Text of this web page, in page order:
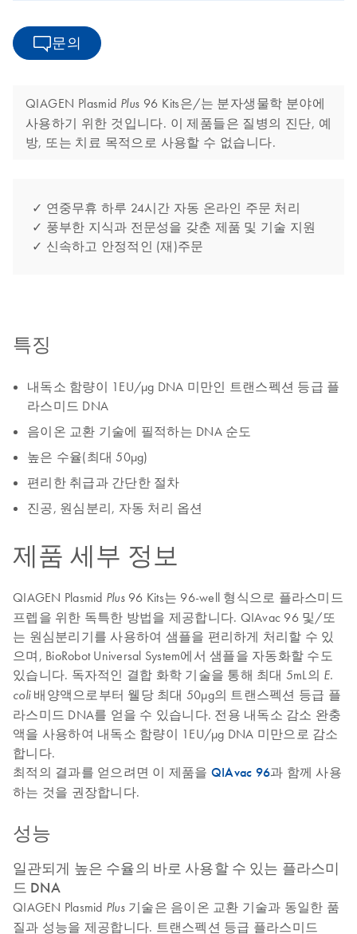
문의
QIAGEN Plasmid Plus 96 Kits은/는 분자생물학 분야에
사용하기 위한 것입니다. 이 제품들은 질병의 진단, 예
방, 또는 치료 목적으로 사용할 수 없습니다.
✓ 연중무휴 하루 24시간 자동 온라인 주문 처리
✓ 풍부한 지식과 전문성을 갖춘 제품 및 기술 지원
✓ 신속하고 안정적인 (재)주문
특징
내독소 함량이 1EU/µg DNA 미만인 트랜스펙션 등급 플
라스미드 DNA
음이온 교환 기술에 필적하는 DNA 순도
높은 수율(최대 50µg)
편리한 취급과 간단한 절차
진공, 원심분리, 자동 처리 옵션
제품 세부 정보
QIAGEN Plasmid Plus96 Kits는 96-well 형식으로 플라스미드
프렙을 위한 독특한 방법을 제공합니다. QIAvac 96 및/또
는 원심분리기를 사용하여 샘플을 편리하게 처리할 수 있
으며, BioRobot Universal System에서 샘플을 자동화할 수도
있습니다. 독자적인 결합 화학 기술을 통해 최대 5mL의 E.
coli배양액으로부터 웰당 최대 50µg의 트랜스펙션 등급 플
라스미드 DNA를 얻을 수 있습니다. 전용 내독소 감소 완충
액을 사용하여 내독소 함량이 1EU/µg DNA 미만으로 감소
합니다.
최적의 결과를 얻으려면 이 제품을 QIAvac 96과 함께 사용
하는 것을 권장합니다.
성능
일관되게 높은 수율의 바로 사용할 수 있는 플라스미
드 DNA
QIAGEN Plasmid Plus기술은 음이온 교환 기술과 동일한 품
질과 성능을 제공합니다. 트랜스펙션 등급 플라스미드